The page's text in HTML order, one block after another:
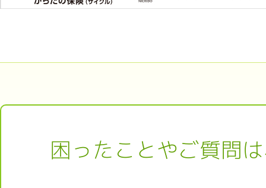
困ったことやご質問